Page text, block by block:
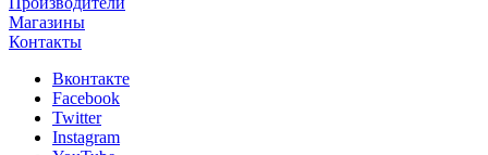
Магазины
Контакты
Вконтакте
Facebook
Twitter
Instagram